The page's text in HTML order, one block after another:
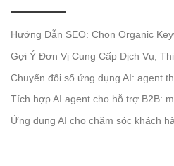
Hướng Dẫn SEO: Chọn Organic
Gợi Ý Đơn Vị Cung Cấp Dịch Vụ,
Chuyển đổi số ứng dụng AI: agent
Tích hợp AI agent cho hỗ trợ B2B:
Ứng dụng AI cho chăm sóc khách